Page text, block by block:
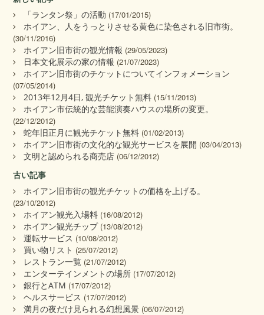
「ランタン祭」の活動 (17/01/2015)
ホイアン、人をうっとりさせる黄色に染色される旧市街。
(30/11/2016)
ホイアン旧市街の観光情報 (29/05/2023)
日本文化展示の家の情報 (21/07/2023)
ホイアン旧市街のチケットについてインフォメーション
(07/05/2014)
2013年12月4日, 観光チケット無料 (15/11/2013)
ホイアン市伝統的な芸能演奏ハウスの場所の変更。
(22/12/2012)
蛇年旧正月に観光チケット無料 (01/02/2013)
ホイアン旧市街の文化的な観光サービスを展開 (03/04/2013)
文明と認められる商売店 (06/12/2012)
古い記事
ホイアン旧市街の観光チケットの価格を上げる。
(23/10/2012)
ホイアン観光入場料 (16/08/2012)
ホイアン観光チップ (13/08/2012)
運転サービス (10/08/2012)
買い物リスト (25/07/2012)
レストラン一覧 (21/07/2012)
エンターテインメントの場所 (17/07/2012)
銀行とATM (17/07/2012)
ヘルスサービス (17/07/2012)
満月の夜だけ見られる幻想風景 (06/07/2012)